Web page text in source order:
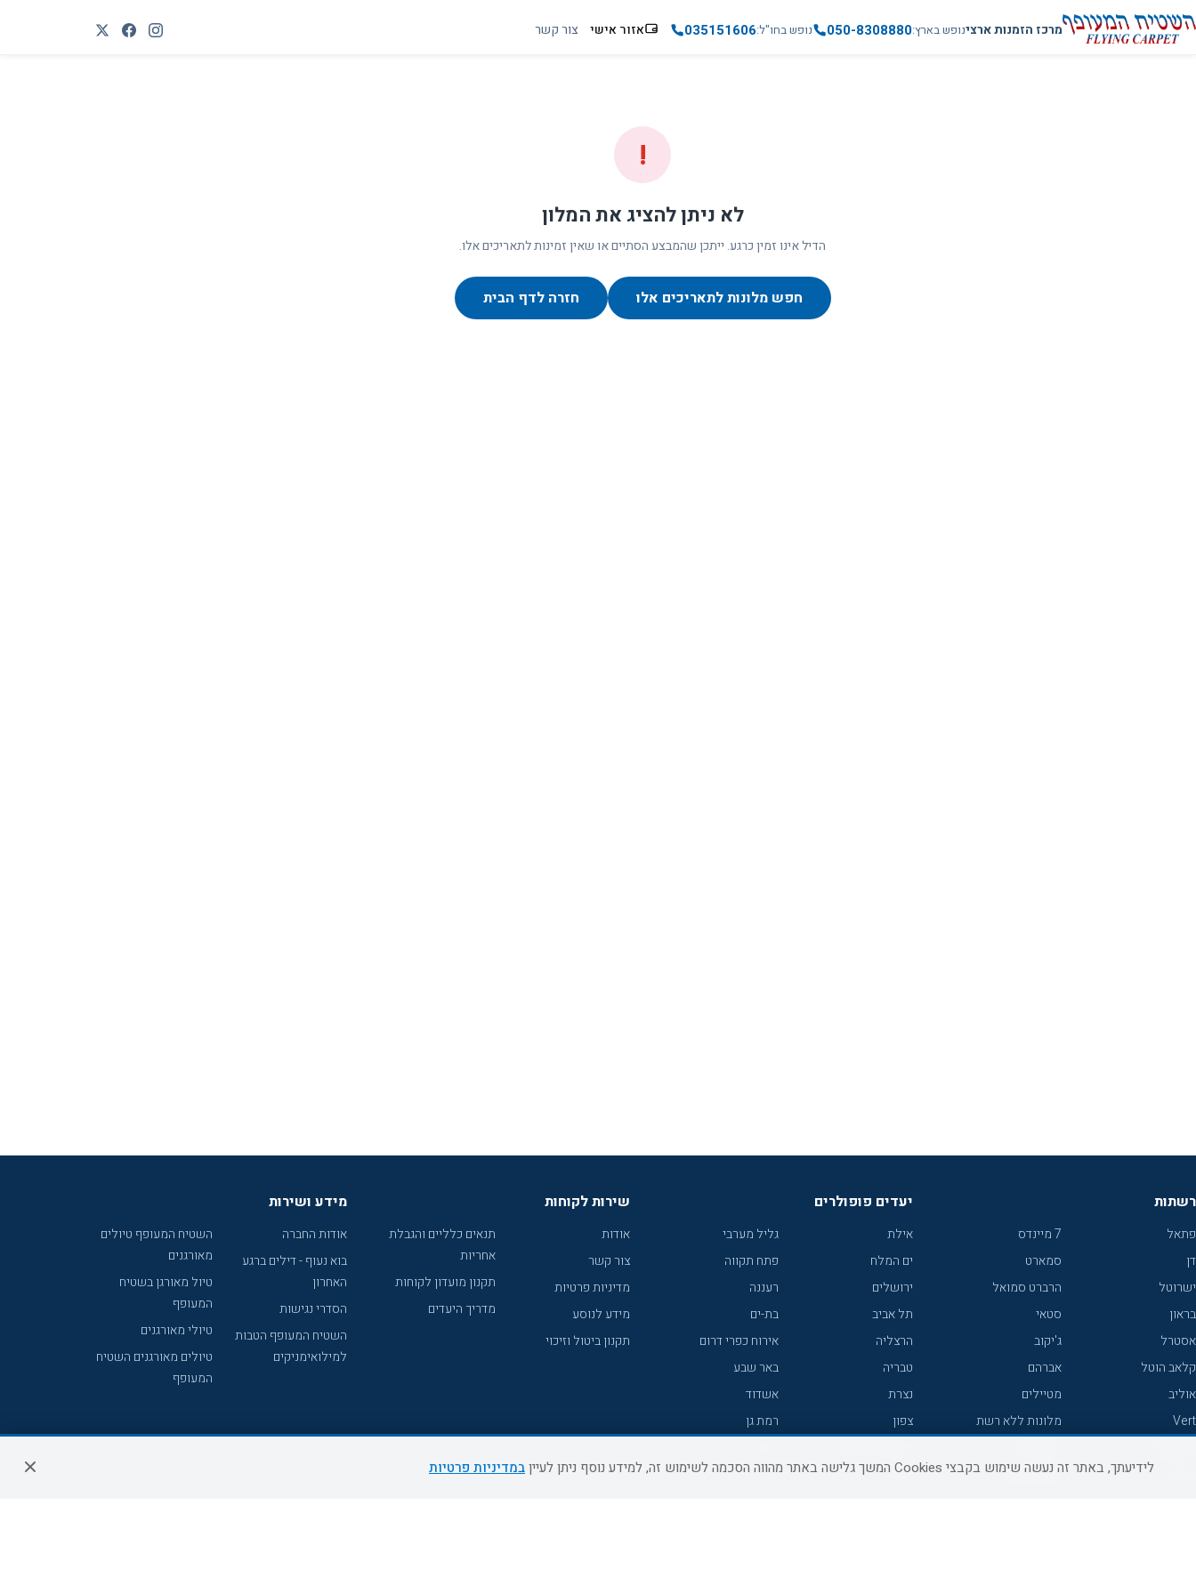
מרכז הזמנות ארצינופש בארץ050-8308880 נופש בחו"ל035151606 אזור אישי צור קשר
!
לא ניתן להציג את המלון
הדיל אינו זמין כרגע. ייתכן שהמבצע הסתיים או שאין זמינות לתאריכים אלו.
חפש מלונות לתאריכים אלו חזרה לדף הבית
רשתות
פתאל
דן
ישרוטל
בראון
אסטרל
קלאב הוטל
אוליב
Vert
7 מיינדס
סמארט
הרברט סמואל
סטאי
ג'יקוב
אברהם
מטיילים
מלונות ללא רשת
קראון פלאזה
יעדים פופולרים
אילת
ים המלח
ירושלים
תל אביב
הרצליה
טבריה
נצרת
צפון
נתניה
גליל מערבי
פתח תקווה
רעננה
בת-ים
אירוח כפרי דרום
באר שבע
אשדוד
רמת גן
עכו
שירות לקוחות
אודות
צור קשר
מדיניות פרטיות
מידע לנוסע
תקנון ביטול וזיכוי
תנאים כלליים והגבלת
אחריות
תקנון מועדון לקוחות
מדריך היעדים
מידע ושירות
אודות החברה
בוא נעוף - דילים ברגע
האחרון
הסדרי נגישות
השטיח המעופף הטבות
למילואימניקים
השטיח המעופף טיולים
מאורגנים
טיול מאורגן בשטיח
המעופף
טיולי מאורגנים
טיולים מאורגנים השטיח
המעופף
לידיעתך, באתר זה נעשה שימוש בקבצי Cookies המשך גלישה באתר מהווה הסכמה לשימוש זה, למידע נוסף ניתן לעיין במדיניות פרטיות